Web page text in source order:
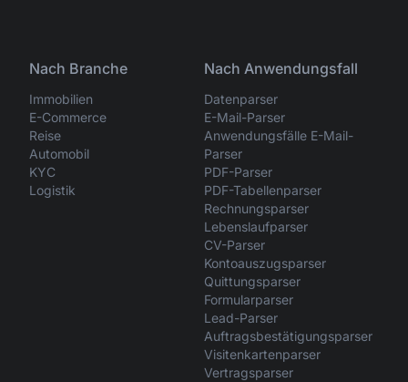
Nach Branche
Immobilien
E-Commerce
Reise
Automobil
KYC
Logistik
Nach Anwendungsfall
Datenparser
E-Mail-Parser
Anwendungsfälle E-Mail-
Parser
PDF-Parser
PDF-Tabellenparser
Rechnungsparser
Lebenslaufparser
CV-Parser
Kontoauszugsparser
Quittungsparser
Formularparser
Lead-Parser
Auftragsbestätigungsparser
Visitenkartenparser
Vertragsparser